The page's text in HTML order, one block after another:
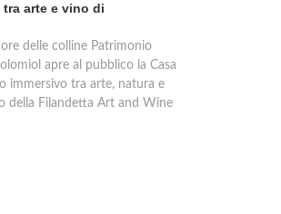
arte e vino di
delle colline Patrimonio
apre al pubblico la Casa
immersivo tra arte, natura e
della Filandetta Art and Wine